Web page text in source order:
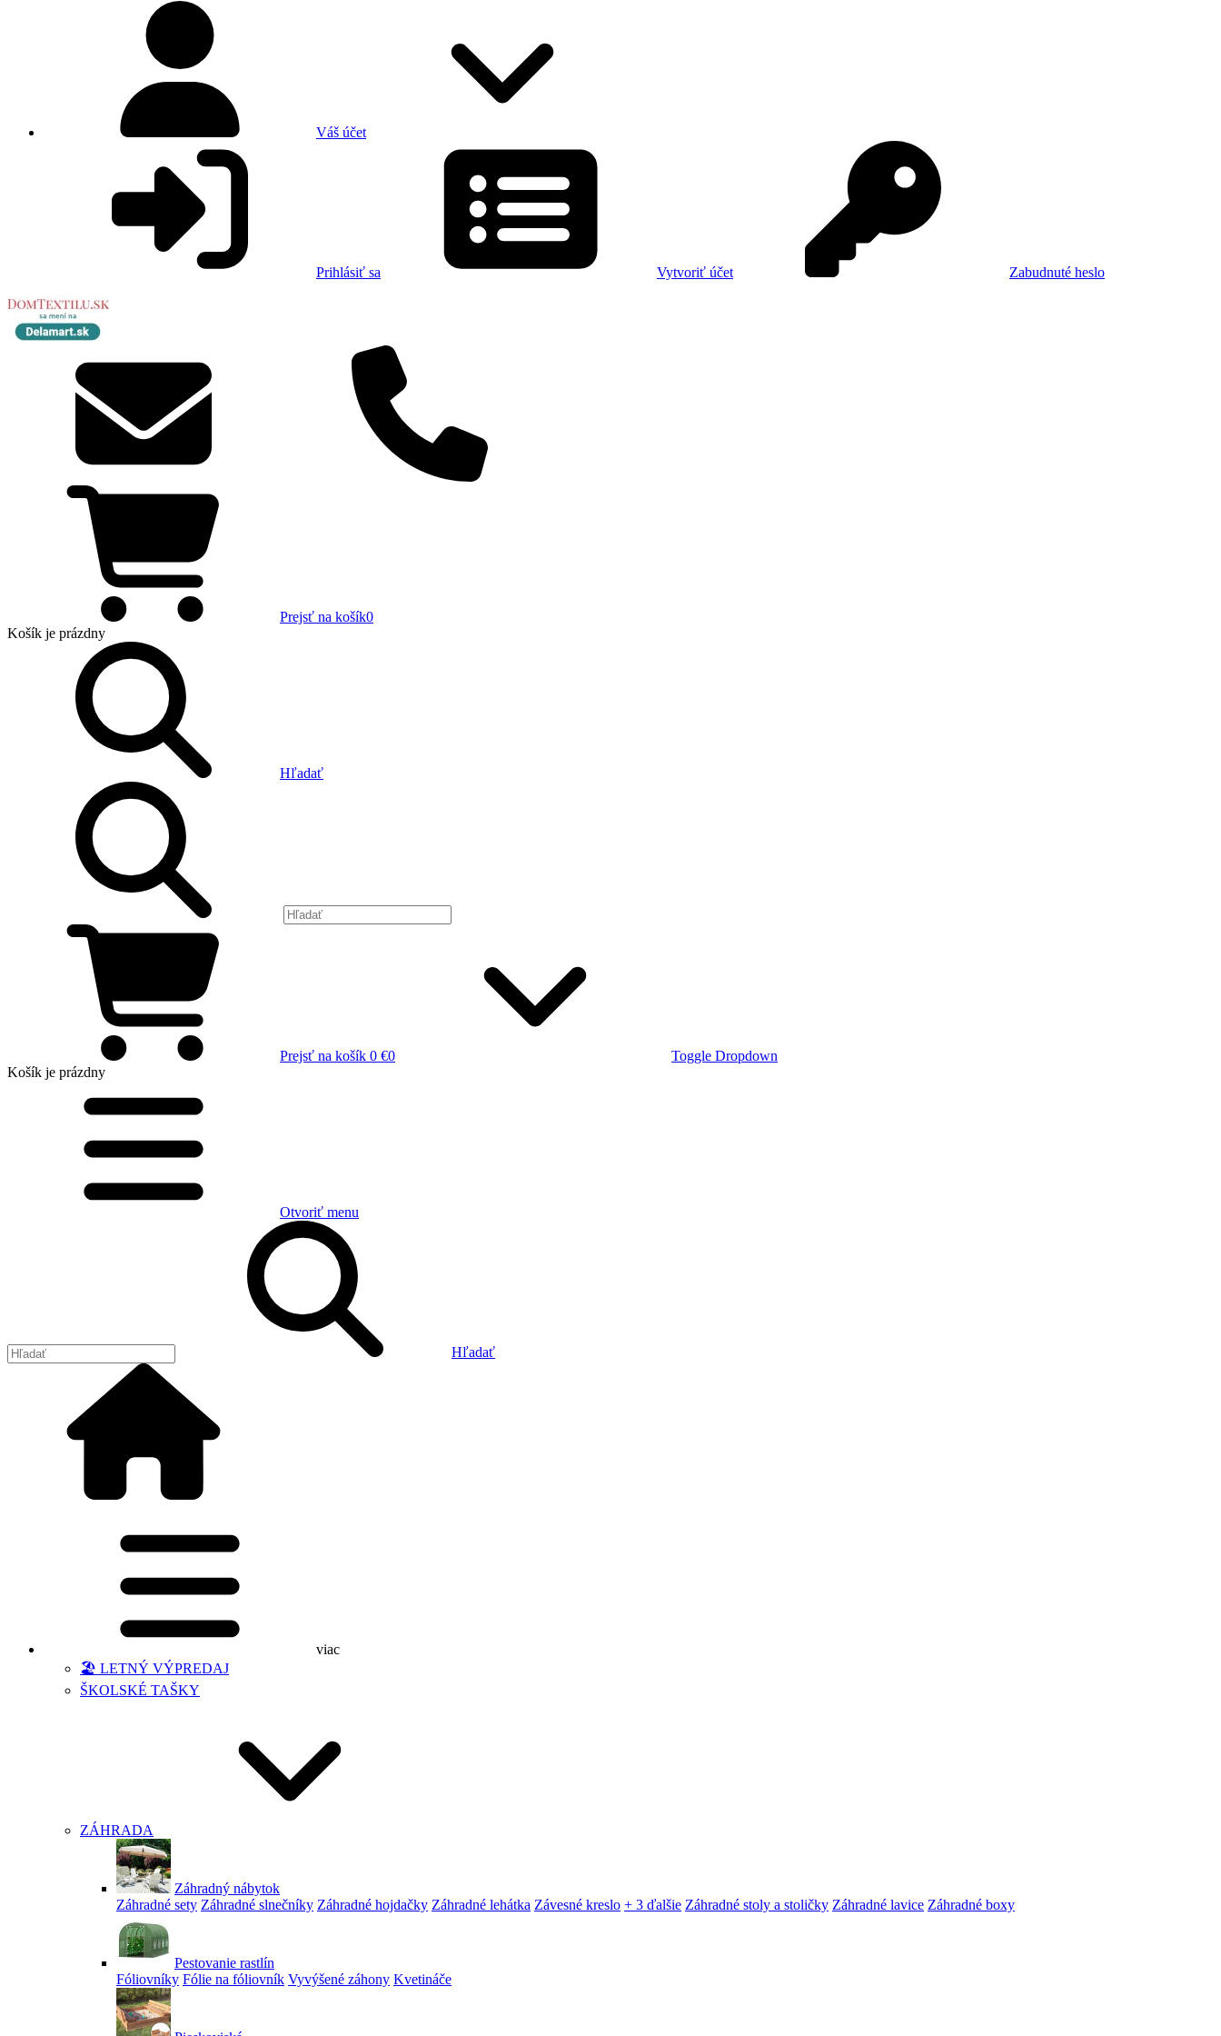
Váš účet
Prihlásiť sa Vytvoriť účet Zabudnuté heslo
Prejsť na košík0
Košík je prázdny
Hľadať
Prejsť na košík 0 €0
Toggle Dropdown
Košík je prázdny
Otvoriť menu
Hľadať
viac
🏖️ LETNÝ VÝPREDAJ
ŠKOLSKÉ TAŠKY
ZÁHRADA
Záhradný nábytok
Záhradné sety Záhradné slnečníky Záhradné hojdačky Záhradné lehátka Závesné kreslo + 3 ďalšie Záhradné stoly a stoličky Záhradné lavice Záhradné boxy
Pestovanie rastlín
Fóliovníky Fólie na fóliovník Vyvýšené záhony Kvetináče